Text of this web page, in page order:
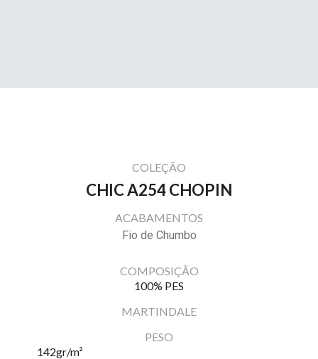
COLEÇÃO
CHIC A254 CHOPIN
ACABAMENTOS
Fio de Chumbo
COMPOSIÇÃO
100% PES
MARTINDALE
PESO
142gr/m²